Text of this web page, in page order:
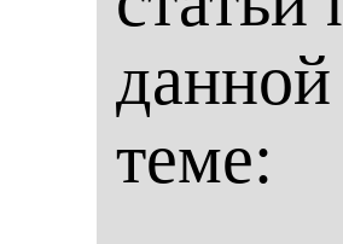
данной
теме: